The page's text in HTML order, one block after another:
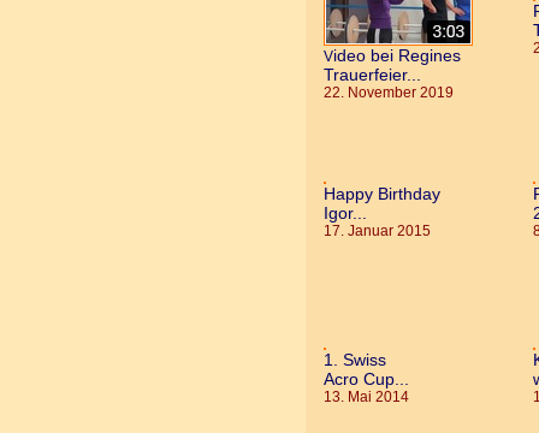
Video bei Regines
Trauerfeier...
22. November 2019
Happy Birthday
Igor...
17. Januar 2015
1. Swiss
Acro Cup...
13. Mai 2014